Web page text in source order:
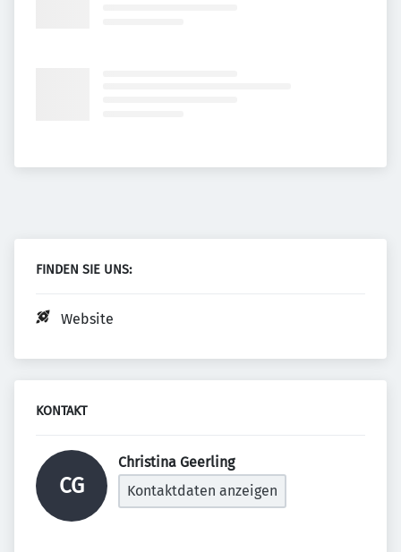
FINDEN SIE UNS:
Website
KONTAKT
CG
Christina Geerling
Kontaktdaten anzeigen